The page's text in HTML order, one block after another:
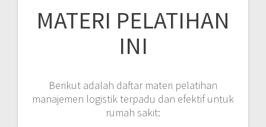
MATERI PELATIHAN
INI
Berikut adalah daftar materi pelatihan
manajemen logistik terpadu dan efektif untuk
rumah sakit: